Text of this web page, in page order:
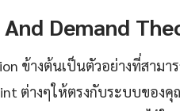
And Demand
ข้างต้นเป็นตัวอย่างที่สาม
ต่างๆให้ตรงกับระบบของคุ